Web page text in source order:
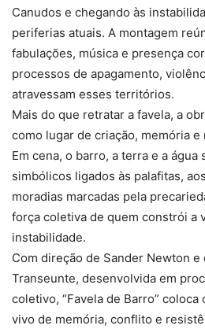
Canudos e chegando às
periferias atuais. A montagem
fabulações, música e presença
processos de apagamento,
atravessam esses territórios.
Mais do que retratar a favela, a
como lugar de criação, memória
Em cena, o barro, a terra e a
simbólicos ligados às palafitas,
moradias marcadas pela
força coletiva de quem constrói a
instabilidade.
Com direção de Sander Newton
Transeunte, desenvolvida em
coletivo, “Favela de Barro”
vivo de memória, conflito e